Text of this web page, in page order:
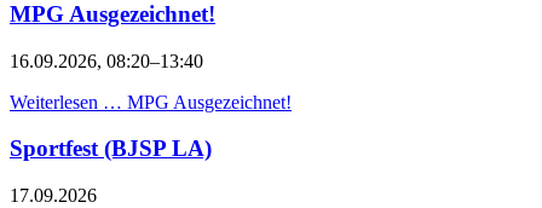
MPG Ausgezeichnet!
16.09.2026, 08:20–13:40
Weiterlesen … MPG Ausgezeichnet!
Sportfest (BJSP LA)
17.09.2026